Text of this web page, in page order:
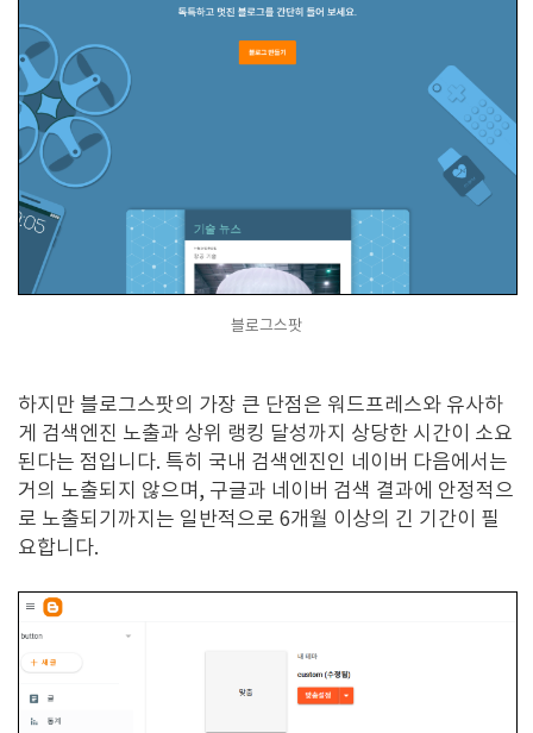
블로그스팟
하지만 블로그스팟의 가장 큰 단점은 워드프레스와 유사하
게 검색엔진 노출과 상위 랭킹 달성까지 상당한 시간이 소요
된다는 점입니다. 특히 국내 검색엔진인 네이버 다음에서는
거의 노출되지 않으며, 구글과 네이버 검색 결과에 안정적으
로 노출되기까지는 일반적으로 6개월 이상의 긴 기간이 필
요합니다.